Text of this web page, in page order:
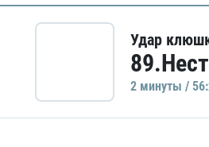
Удар
2 минуты /